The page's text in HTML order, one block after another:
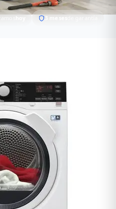
hoy 3 mesesde garantía